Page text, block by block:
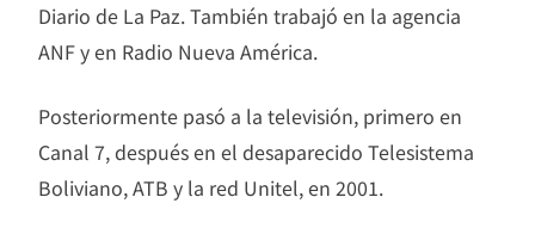
Diario de La Paz. También trabajó en la agencia
ANF y en Radio Nueva América.
Posteriormente pasó a la televisión, primero en
Canal 7, después en el desaparecido Telesistema
Boliviano, ATB y la red Unitel, en 2001.